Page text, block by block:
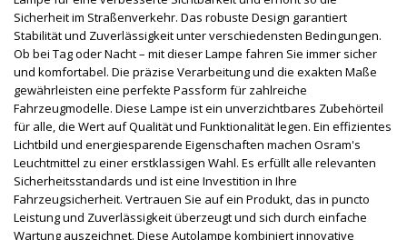
Sicherheit im Straßenverkehr. Das robuste Design garantiert
Stabilität und Zuverlässigkeit unter verschiedensten Bedingungen.
Ob bei Tag oder Nacht – mit dieser Lampe fahren Sie immer sicher
und komfortabel. Die präzise Verarbeitung und die exakten Maße
gewährleisten eine perfekte Passform für zahlreiche
Fahrzeugmodelle. Diese Lampe ist ein unverzichtbares Zubehörteil
für alle, die Wert auf Qualität und Funktionalität legen. Ein effizientes
Lichtbild und energiesparende Eigenschaften machen Osram's
Leuchtmittel zu einer erstklassigen Wahl. Es erfüllt alle relevanten
Sicherheitsstandards und ist eine Investition in Ihre
Fahrzeugsicherheit. Vertrauen Sie auf ein Produkt, das in puncto
Leistung und Zuverlässigkeit überzeugt und sich durch einfache
Wartung auszeichnet. Diese Autolampe kombiniert innovative